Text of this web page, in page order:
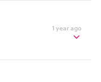
1 year ago